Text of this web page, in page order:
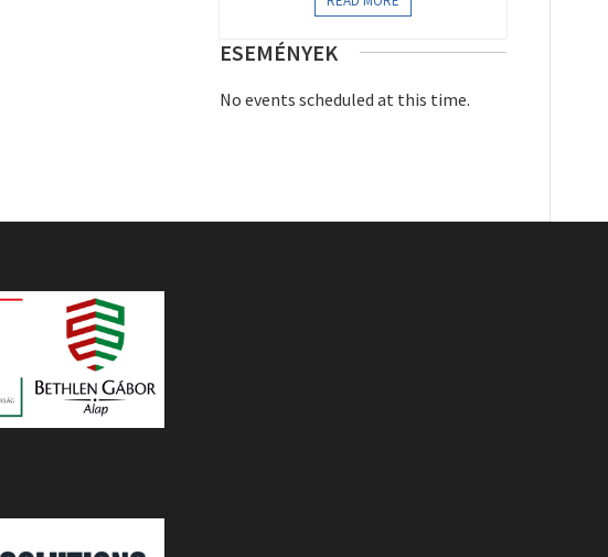
ESEMÉNYEK
No events scheduled at this time.